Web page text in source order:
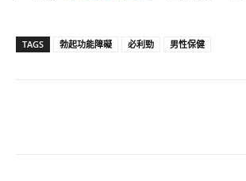
TAGS 勃起功能障礙 必利勁 男性保健